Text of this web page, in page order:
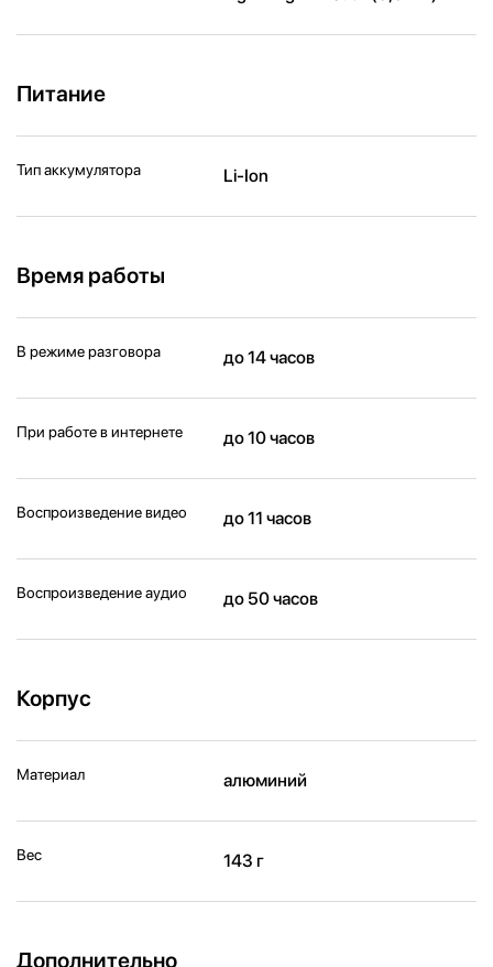
Питание
Тип аккумулятора Li-Ion
Время работы
В режиме разговора до 14 часов
При работе в интернете до 10 часов
Воспроизведение видео до 11 часов
Воспроизведение аудио до 50 часов
Корпус
Материал алюминий
Вес 143 г
Дополнительно